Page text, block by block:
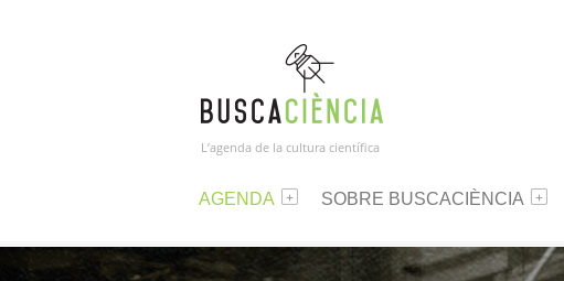
L’agenda de la cultura científica
AGENDA SOBRE BUSCACIÈNCIA